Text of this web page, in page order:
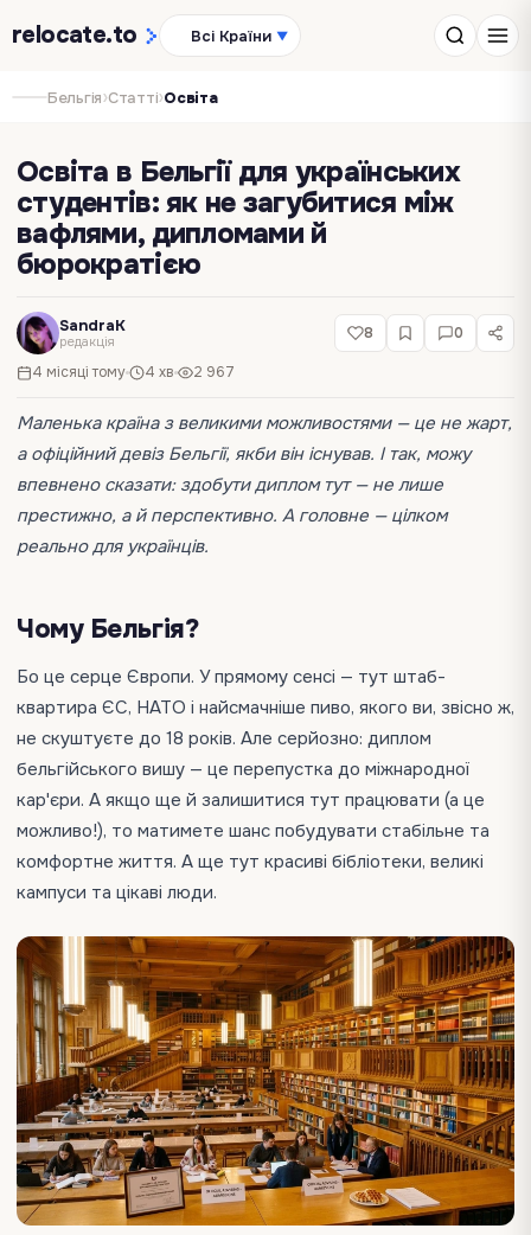
relocate.to Всі Країни ▼
Бельгія›Статті›Освіта
Освіта в Бельгії для українських
студентів: як не загубитися між
вафлями, дипломами й
бюрократією
SandraK
редакція
4 місяці тому 4 хв 2 967
8 0
Маленька країна з великими можливостями — це не жарт,
а офіційний девіз Бельгії, якби він існував. І так, можу
впевнено сказати: здобути диплом тут — не лише
престижно, а й перспективно. А головне — цілком
реально для українців.
Чому Бельгія?
Бо це серце Європи. У прямому сенсі — тут штаб-
квартира ЄС, НАТО і найсмачніше пиво, якого ви, звісно ж,
не скуштуєте до 18 років. Але серйозно: диплом
бельгійського вишу — це перепустка до міжнародної
кар'єри. А якщо ще й залишитися тут працювати (а це
можливо!), то матимете шанс побудувати стабільне та
комфортне життя. А ще тут красиві бібліотеки, великі
кампуси та цікаві люди.